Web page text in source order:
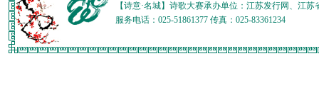
【诗意·名城】诗歌大赛承办单位：江苏发行网、江
服务电话：025-51861377 传真：025-83361234